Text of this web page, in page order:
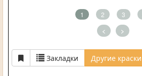
1 2 3
< >
Закладки Другие краски